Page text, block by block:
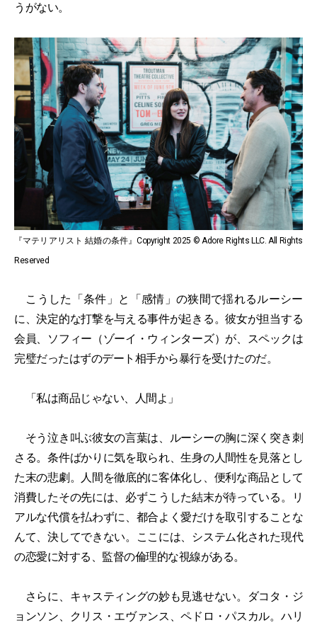
うがない。
『マテリアリスト 結婚の条件』Copyright 2025 © Adore Rights LLC. All Rights
Reserved
こうした「条件」と「感情」の狭間で揺れるルーシー
に、決定的な打撃を与える事件が起きる。彼女が担当する
会員、ソフィー（ゾーイ・ウィンターズ）が、スペックは
完璧だったはずのデート相手から暴行を受けたのだ。
「私は商品じゃない、人間よ」
そう泣き叫ぶ彼女の言葉は、ルーシーの胸に深く突き刺
さる。条件ばかりに気を取られ、生身の人間性を見落とし
た末の悲劇。人間を徹底的に客体化し、便利な商品として
消費したその先には、必ずこうした結末が待っている。リ
アルな代償を払わずに、都合よく愛だけを取引することな
んて、決してできない。ここには、システム化された現代
の恋愛に対する、監督の倫理的な視線がある。
さらに、キャスティングの妙も見逃せない。ダコタ・ジ
ョンソン、クリス・エヴァンス、ペドロ・パスカル。ハリ